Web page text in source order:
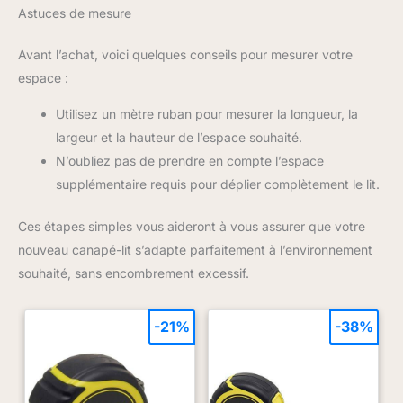
Astuces de mesure
Avant l’achat, voici quelques conseils pour mesurer votre
espace :
Utilisez un mètre ruban pour mesurer la longueur, la
largeur et la hauteur de l’espace souhaité.
N’oubliez pas de prendre en compte l’espace
supplémentaire requis pour déplier complètement le lit.
Ces étapes simples vous aideront à vous assurer que votre
nouveau canapé-lit s’adapte parfaitement à l’environnement
souhaité, sans encombrement excessif.
-21% -38%